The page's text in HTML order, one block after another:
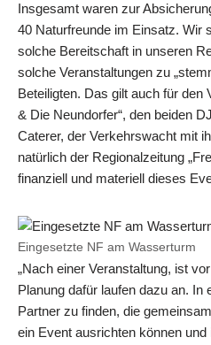
Insgesamt waren zur
40 Naturfreunde im Einsatz. Wir
solche Bereitschaft in unseren
solche Veranstaltungen zu
Beteiligten. Das gilt auch für den
& Die Neundorfer“, den beiden
Caterer, der Verkehrswacht mit
natürlich der Regionalzeitung
finanziell und materiell dieses
Eingesetzte NF am Wasserturm
„Nach einer Veranstaltung, ist
Planung dafür laufen dazu an. In
Partner zu finden, die
ein Event ausrichten können